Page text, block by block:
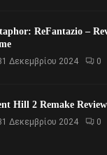
ReFantazio –
Δεκεμβρίου 2024 0
Hill 2 Remake
Δεκεμβρίου 2024 0